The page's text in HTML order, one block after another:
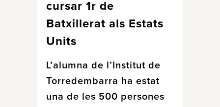
cursar 1r de
Batxillerat als Estats
Units
L’alumna de l’Institut de
Torredembarra ha estat
una de les 500 persones